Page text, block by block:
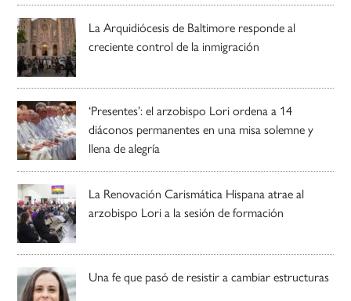
La Arquidiócesis de Baltimore responde al
creciente control de la inmigración
‘Presentes’: el arzobispo Lori ordena a 14
diáconos permanentes en una misa solemne y
llena de alegría
La Renovación Carismática Hispana atrae al
arzobispo Lori a la sesión de formación
Una fe que pasó de resistir a cambiar estructuras